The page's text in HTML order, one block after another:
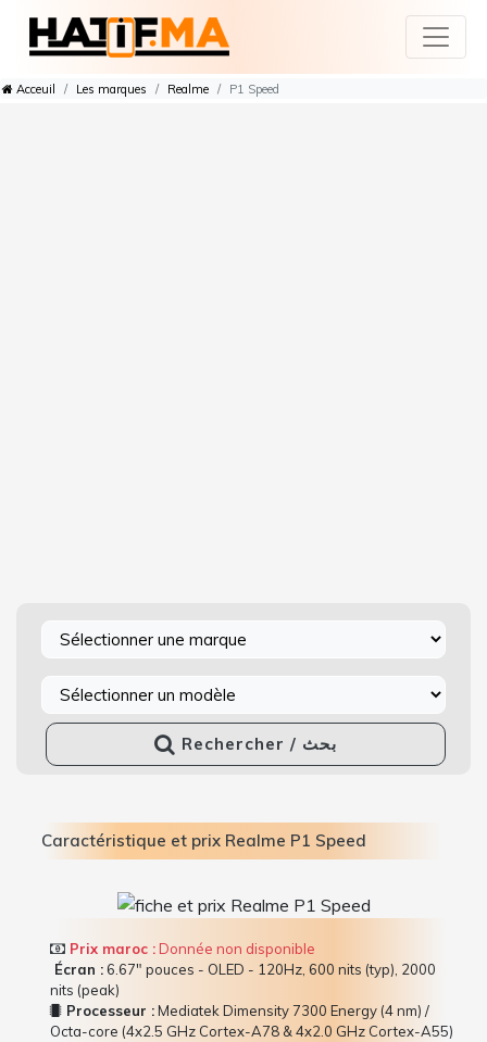
Acceuil Les marques Realme P1 Speed
Rechercher / بحث
Caractéristique et prix Realme P1 Speed
Prix maroc :Donnée non disponible
Écran :6.67" pouces - OLED - 120Hz, 600 nits (typ), 2000
nits (peak)
Processeur :Mediatek Dimensity 7300 Energy (4 nm) /
Octa-core (4x2.5 GHz Cortex-A78 & 4x2.0 GHz Cortex-A55)